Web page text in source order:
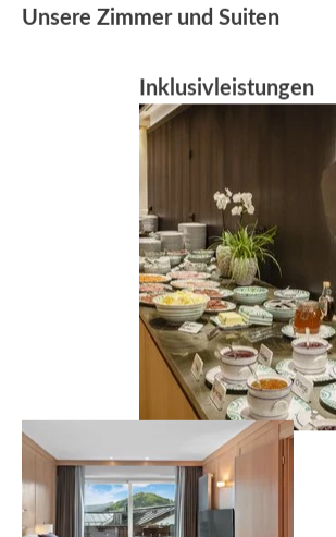
Unsere Zimmer und Suiten
Inklusivleistungen